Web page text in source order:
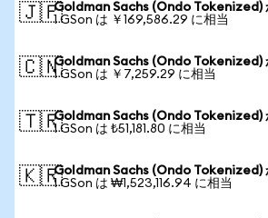
🇯🇵Goldman Sachs (Ondo Tokenized)
1 GSon は ￥169,586.29 に相当
🇨🇳Goldman Sachs (Ondo Tokenized)
1 GSon は ￥7,259.29 に相当
🇹🇷Goldman Sachs (Ondo Tokenized)
1 GSon は ₺51,181.80 に相当
🇰🇷Goldman Sachs (Ondo Tokenized)
1 GSon は ₩1,523,116.94 に相当